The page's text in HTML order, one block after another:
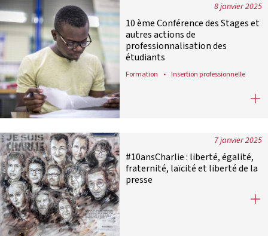
8 janvier 2025
10 ème Conférence des Stages et
autres actions de
professionnalisation des
étudiants
Formation Insertion professionnelle
10 ème Conférence des Stages
7 janvier 2025
#10ansCharlie : liberté, égalité,
fraternité, laïcité et liberté de la
presse
#10ansCharlie : liberté, égalité,